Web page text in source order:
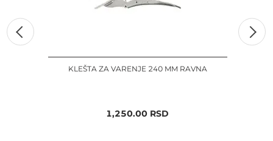
KLEŠTA ZA VARENJE 240 MM RAVNA
1,250.00 RSD